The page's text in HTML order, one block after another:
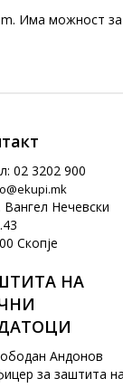
Има можност
02 3202 900
Вангел Нечевски
Скопје
НА
Андонов
за заштита на